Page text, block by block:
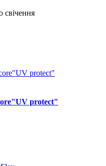
свічення
protect"